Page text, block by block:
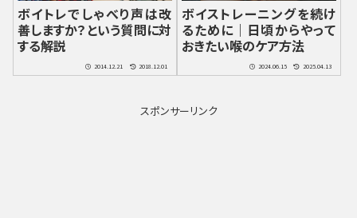
ボイトレでしゃべり声は改
善しますか？という質問に対
する解説
2014.12.21 2018.12.01
ボイストレーニングを続け
るために｜日頃からやって
おきたい喉のケア方法
2024.06.15 2025.04.13
スポンサーリンク